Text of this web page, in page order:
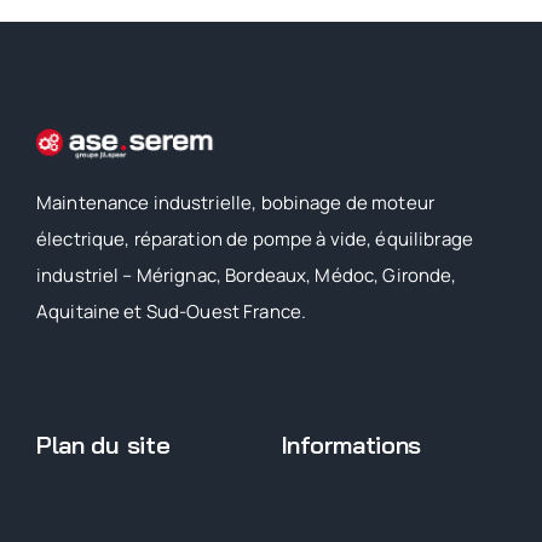
Maintenance industrielle, bobinage de moteur
électrique, réparation de pompe à vide, équilibrage
industriel – Mérignac, Bordeaux, Médoc, Gironde,
Aquitaine et Sud-Ouest France.
Plan du site Informations